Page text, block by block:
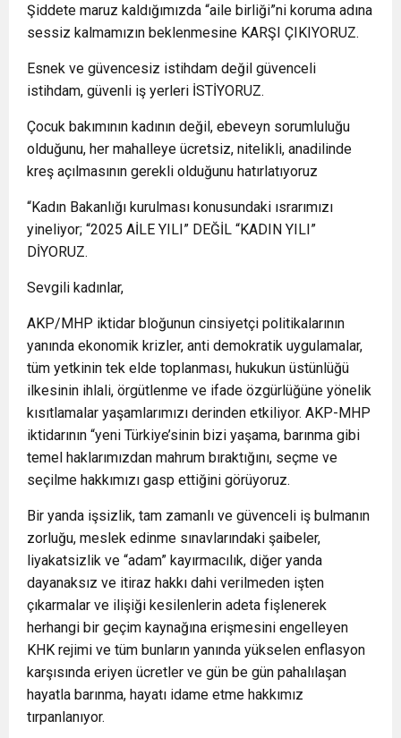
Şiddete maruz kaldığımızda “aile birliği”ni koruma adına
sessiz kalmamızın beklenmesine KARŞI ÇIKIYORUZ.
Esnek ve güvencesiz istihdam değil güvenceli
istihdam, güvenli iş yerleri İSTİYORUZ.
Çocuk bakımının kadının değil, ebeveyn sorumluluğu
olduğunu, her mahalleye ücretsiz, nitelikli, anadilinde
kreş açılmasının gerekli olduğunu hatırlatıyoruz
“Kadın Bakanlığı kurulması konusundaki ısrarımızı
yineliyor; “2025 AİLE YILI” DEĞİL “KADIN YILI”
DİYORUZ.
Sevgili kadınlar,
AKP/MHP iktidar bloğunun cinsiyetçi politikalarının
yanında ekonomik krizler, anti demokratik uygulamalar,
tüm yetkinin tek elde toplanması, hukukun üstünlüğü
ilkesinin ihlali, örgütlenme ve ifade özgürlüğüne yönelik
kısıtlamalar yaşamlarımızı derinden etkiliyor. AKP-MHP
iktidarının “yeni Türkiye’sinin bizi yaşama, barınma gibi
temel haklarımızdan mahrum bıraktığını, seçme ve
seçilme hakkımızı gasp ettiğini görüyoruz.
Bir yanda işsizlik, tam zamanlı ve güvenceli iş bulmanın
zorluğu, meslek edinme sınavlarındaki şaibeler,
liyakatsizlik ve “adam” kayırmacılık, diğer yanda
dayanaksız ve itiraz hakkı dahi verilmeden işten
çıkarmalar ve ilişiği kesilenlerin adeta fişlenerek
herhangi bir geçim kaynağına erişmesini engelleyen
KHK rejimi ve tüm bunların yanında yükselen enflasyon
karşısında eriyen ücretler ve gün be gün pahalılaşan
hayatla barınma, hayatı idame etme hakkımız
tırpanlanıyor.